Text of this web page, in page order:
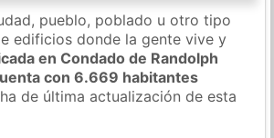
pueblo, poblado u otro tipo
edificios donde la gente vive y
en Condado de Randolph
con 6.669 habitantes
de última actualización de esta